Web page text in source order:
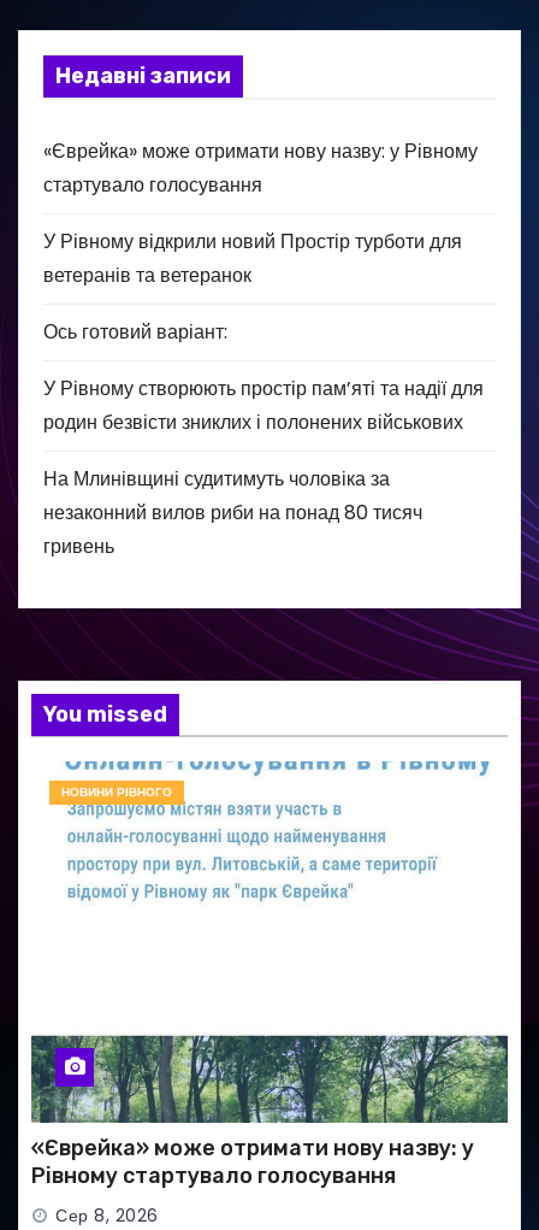
Недавні записи
«Єврейка» може отримати нову назву: у Рівному
стартувало голосування
У Рівному відкрили новий Простір турботи для
ветеранів та ветеранок
Ось готовий варіант:
У Рівному створюють простір пам’яті та надії для
родин безвісти зниклих і полонених військових
На Млинівщині судитимуть чоловіка за
незаконний вилов риби на понад 80 тисяч
гривень
You missed
НОВИНИ РІВНОГО
«Єврейка» може отримати нову назву: у
Рівному стартувало голосування
Сер 8, 2026